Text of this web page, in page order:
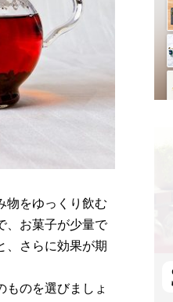
物をゆっくり飲む
、お菓子が少量で
、さらに効果が期
ものを選びましょ